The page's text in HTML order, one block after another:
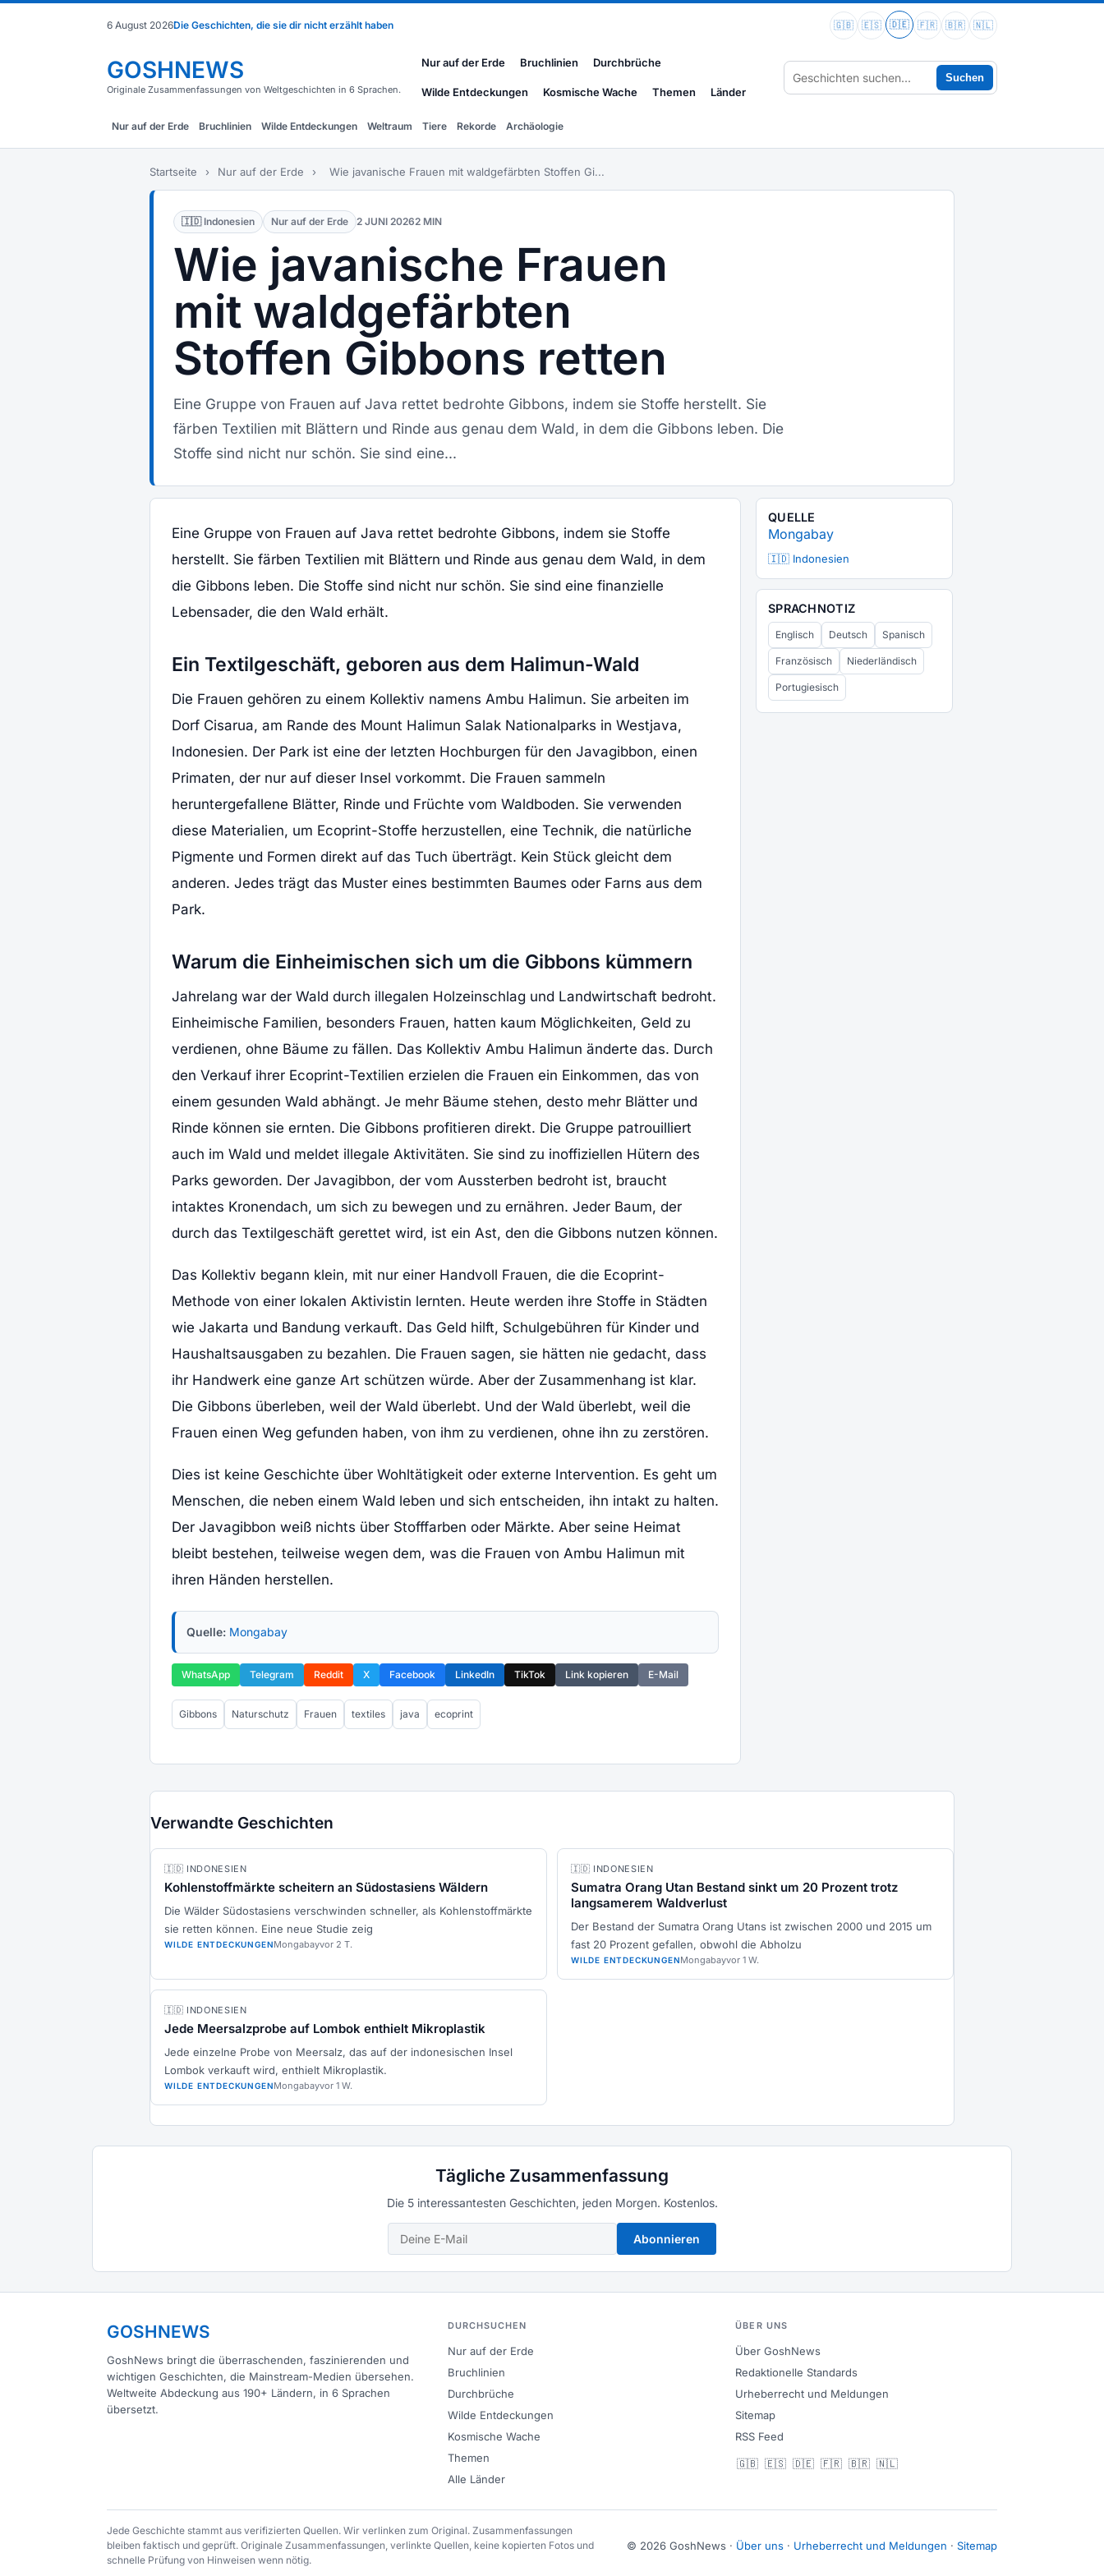
6 August 2026Die Geschichten, die sie dir nicht erzählt haben 🇬🇧 🇪🇸 🇩🇪 🇫🇷 🇧🇷 🇳🇱
GOSHNEWS
Originale Zusammenfassungen von Weltgeschichten in 6 Sprachen.
Nur auf der Erde Bruchlinien Durchbrüche
Wilde Entdeckungen Kosmische Wache Themen Länder
Suchen
Nur auf der Erde Bruchlinien Wilde Entdeckungen Weltraum Tiere Rekorde Archäologie
Startseite › Nur auf der Erde › Wie javanische Frauen mit waldgefärbten Stoffen Gi...
🇮🇩 Indonesien Nur auf der Erde 2 JUNI 20262 MIN
Wie javanische Frauen
mit waldgefärbten
Stoffen Gibbons retten
Eine Gruppe von Frauen auf Java rettet bedrohte Gibbons, indem sie Stoffe herstellt. Sie
färben Textilien mit Blättern und Rinde aus genau dem Wald, in dem die Gibbons leben. Die
Stoffe sind nicht nur schön. Sie sind eine...
Eine Gruppe von Frauen auf Java rettet bedrohte Gibbons, indem sie Stoffe
herstellt. Sie färben Textilien mit Blättern und Rinde aus genau dem Wald, in dem
die Gibbons leben. Die Stoffe sind nicht nur schön. Sie sind eine finanzielle
Lebensader, die den Wald erhält.
Ein Textilgeschäft, geboren aus dem Halimun-Wald
Die Frauen gehören zu einem Kollektiv namens Ambu Halimun. Sie arbeiten im
Dorf Cisarua, am Rande des Mount Halimun Salak Nationalparks in Westjava,
Indonesien. Der Park ist eine der letzten Hochburgen für den Javagibbon, einen
Primaten, der nur auf dieser Insel vorkommt. Die Frauen sammeln
heruntergefallene Blätter, Rinde und Früchte vom Waldboden. Sie verwenden
diese Materialien, um Ecoprint-Stoffe herzustellen, eine Technik, die natürliche
Pigmente und Formen direkt auf das Tuch überträgt. Kein Stück gleicht dem
anderen. Jedes trägt das Muster eines bestimmten Baumes oder Farns aus dem
Park.
Warum die Einheimischen sich um die Gibbons kümmern
Jahrelang war der Wald durch illegalen Holzeinschlag und Landwirtschaft bedroht.
Einheimische Familien, besonders Frauen, hatten kaum Möglichkeiten, Geld zu
verdienen, ohne Bäume zu fällen. Das Kollektiv Ambu Halimun änderte das. Durch
den Verkauf ihrer Ecoprint-Textilien erzielen die Frauen ein Einkommen, das von
einem gesunden Wald abhängt. Je mehr Bäume stehen, desto mehr Blätter und
Rinde können sie ernten. Die Gibbons profitieren direkt. Die Gruppe patrouilliert
auch im Wald und meldet illegale Aktivitäten. Sie sind zu inoffiziellen Hütern des
Parks geworden. Der Javagibbon, der vom Aussterben bedroht ist, braucht
intaktes Kronendach, um sich zu bewegen und zu ernähren. Jeder Baum, der
durch das Textilgeschäft gerettet wird, ist ein Ast, den die Gibbons nutzen können.
Das Kollektiv begann klein, mit nur einer Handvoll Frauen, die die Ecoprint-
Methode von einer lokalen Aktivistin lernten. Heute werden ihre Stoffe in Städten
wie Jakarta und Bandung verkauft. Das Geld hilft, Schulgebühren für Kinder und
Haushaltsausgaben zu bezahlen. Die Frauen sagen, sie hätten nie gedacht, dass
ihr Handwerk eine ganze Art schützen würde. Aber der Zusammenhang ist klar.
Die Gibbons überleben, weil der Wald überlebt. Und der Wald überlebt, weil die
Frauen einen Weg gefunden haben, von ihm zu verdienen, ohne ihn zu zerstören.
Dies ist keine Geschichte über Wohltätigkeit oder externe Intervention. Es geht um
Menschen, die neben einem Wald leben und sich entscheiden, ihn intakt zu halten.
Der Javagibbon weiß nichts über Stofffarben oder Märkte. Aber seine Heimat
bleibt bestehen, teilweise wegen dem, was die Frauen von Ambu Halimun mit
ihren Händen herstellen.
Quelle: Mongabay
WhatsApp Telegram Reddit X Facebook LinkedIn TikTok Link kopieren E-Mail
Gibbons Naturschutz Frauen textiles java ecoprint
QUELLE
Mongabay
🇮🇩 Indonesien
SPRACHNOTIZ
Englisch Deutsch Spanisch
Französisch Niederländisch
Portugiesisch
Verwandte Geschichten
🇮🇩 INDONESIEN
Kohlenstoffmärkte scheitern an Südostasiens Wäldern
Die Wälder Südostasiens verschwinden schneller, als Kohlenstoffmärkte
sie retten können. Eine neue Studie zeig
WILDE ENTDECKUNGENMongabayvor 2 T.
🇮🇩 INDONESIEN
Sumatra Orang Utan Bestand sinkt um 20 Prozent trotz
langsamerem Waldverlust
Der Bestand der Sumatra Orang Utans ist zwischen 2000 und 2015 um
fast 20 Prozent gefallen, obwohl die Abholzu
WILDE ENTDECKUNGENMongabayvor 1 W.
🇮🇩 INDONESIEN
Jede Meersalzprobe auf Lombok enthielt Mikroplastik
Jede einzelne Probe von Meersalz, das auf der indonesischen Insel
Lombok verkauft wird, enthielt Mikroplastik.
WILDE ENTDECKUNGENMongabayvor 1 W.
Tägliche Zusammenfassung
Die 5 interessantesten Geschichten, jeden Morgen. Kostenlos.
Abonnieren
GOSHNEWS
GoshNews bringt die überraschenden, faszinierenden und
wichtigen Geschichten, die Mainstream-Medien übersehen.
Weltweite Abdeckung aus 190+ Ländern, in 6 Sprachen
übersetzt.
DURCHSUCHEN
Nur auf der Erde
Bruchlinien
Durchbrüche
Wilde Entdeckungen
Kosmische Wache
Themen
Alle Länder
ÜBER UNS
Über GoshNews
Redaktionelle Standards
Urheberrecht und Meldungen
Sitemap
RSS Feed
🇬🇧 🇪🇸 🇩🇪 🇫🇷 🇧🇷 🇳🇱
Jede Geschichte stammt aus verifizierten Quellen. Wir verlinken zum Original. Zusammenfassungen
bleiben faktisch und geprüft. Originale Zusammenfassungen, verlinkte Quellen, keine kopierten Fotos und
schnelle Prüfung von Hinweisen wenn nötig.
© 2026 GoshNews · Über uns · Urheberrecht und Meldungen · Sitemap